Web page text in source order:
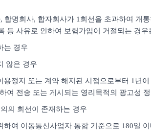
명회사, 합자회사가 1회선을 초과하여 개
등 사유로 인하여 보험가입이 거절되는 경
는 경우
않은 경우
정지 또는 계약 해지된 시점으로부터 1년
여 전송 또는 게시되는 영리목적의 광고성
의 회선이 존재하는 경우
여 이동통신사업자 통합 기준으로 180일